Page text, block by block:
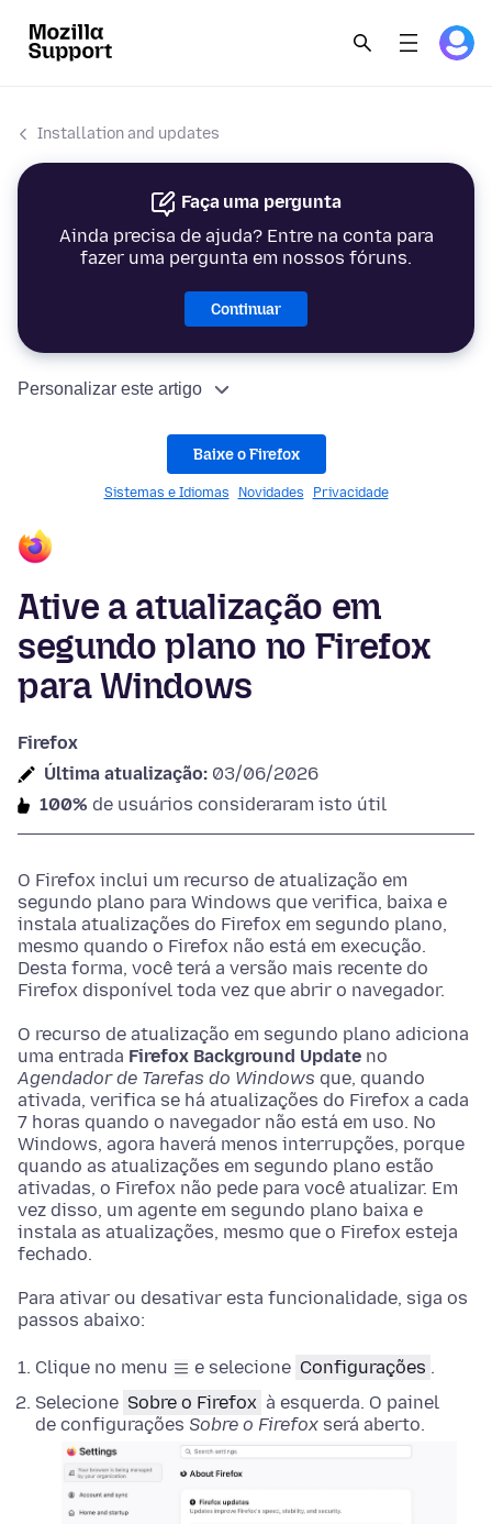
Installation and updates
Faça uma pergunta
Ainda precisa de ajuda? Entre na conta para
fazer uma pergunta em nossos fóruns.
Continuar
Personalizar este artigo
Baixe o Firefox
Sistemas e Idiomas Novidades Privacidade
Ative a atualização em
segundo plano no Firefox
para Windows
Firefox
Última atualização: 03/06/2026
100% de usuários consideraram isto útil
O Firefox inclui um recurso de atualização em
segundo plano para Windows que verifica, baixa e
instala atualizações do Firefox em segundo plano,
mesmo quando o Firefox não está em execução.
Desta forma, você terá a versão mais recente do
Firefox disponível toda vez que abrir o navegador.
O recurso de atualização em segundo plano adiciona
uma entrada Firefox Background Update no
Agendador de Tarefas do Windows que, quando
ativada, verifica se há atualizações do Firefox a cada
7 horas quando o navegador não está em uso. No
Windows, agora haverá menos interrupções, porque
quando as atualizações em segundo plano estão
ativadas, o Firefox não pede para você atualizar. Em
vez disso, um agente em segundo plano baixa e
instala as atualizações, mesmo que o Firefox esteja
fechado.
Para ativar ou desativar esta funcionalidade, siga os
passos abaixo:
Clique no menu e selecione Configurações .
Selecione Sobre o Firefox à esquerda. O painel
de configurações Sobre o Firefox será aberto.